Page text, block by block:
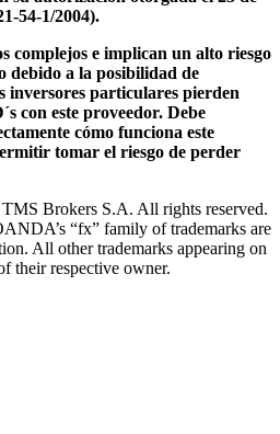
54-1/2004).
complejos e implican un alto riesgo
debido a la posibilidad de
inversores particulares pierden
con este proveedor. Debe
cómo funciona este
tomar el riesgo de perder
Brokers S.A. All rights reserved.
“fx” family of trademarks are
All other trademarks appearing on
their respective owner.